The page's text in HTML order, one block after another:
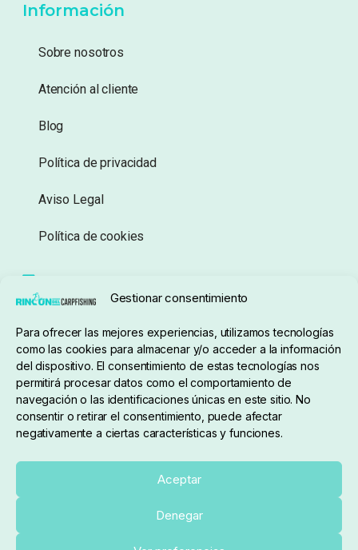
Gestionar consentimiento
Para ofrecer las mejores experiencias, utilizamos tecnologías
como las cookies para almacenar y/o acceder a la información
del dispositivo. El consentimiento de estas tecnologías nos
permitirá procesar datos como el comportamiento de
navegación o las identificaciones únicas en este sitio. No
consentir o retirar el consentimiento, puede afectar
negativamente a ciertas características y funciones.
Aceptar
Denegar
Información
Sobre nosotros
Atención al cliente
Blog
Política de privacidad
Aviso Legal
Política de cookies
Sobre nosotros